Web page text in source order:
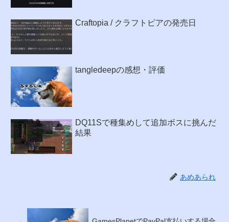
Craftopia / クラフトピアの発売日
tangledeepの感想・評価
DQ11Sで種集めして追加ボスに挑んだ
結果
あめあられ